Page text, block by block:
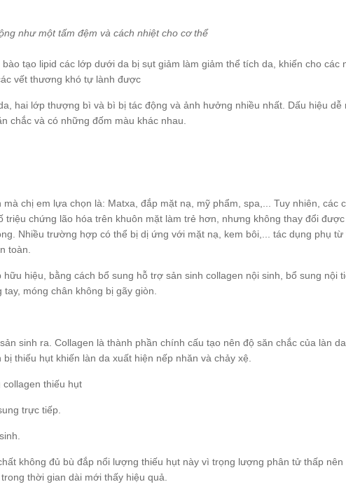
như một tấm đệm và cách nhiệt cho cơ thể
tạo lipid các lớp dưới da bị sụt giảm làm giảm thể tích da, khiến cho các
vết thương khó tự lành được
hai lớp thượng bì và bì bị tác động và ảnh hưởng nhiều nhất. Dấu hiệu dễ
chắc và có những đốm màu khác nhau.
chị em lựa chọn là: Matxa, đắp mặt nạ, mỹ phẩm, spa,... Tuy nhiên, các
triệu chứng lão hóa trên khuôn mặt làm trẻ hơn, nhưng không thay đổi
Nhiều trường hợp có thể bị dị ứng với mặt nạ, kem bôi,... tác dụng phụ từ
toàn.
hiệu, bằng cách bổ sung hỗ trợ sản sinh collagen nội sinh, bổ sung nội
móng chân không bị gãy giòn.
sinh ra. Collagen là thành phần chính cấu tạo nên độ săn chắc của làn
thiếu hụt khiến làn da xuất hiện nếp nhăn và chảy xệ.
thiếu hụt
trực tiếp.
không đủ bù đắp nổi lượng thiếu hụt này vì trọng lượng phân tử thấp nên
thời gian dài mới thấy hiệu quả.